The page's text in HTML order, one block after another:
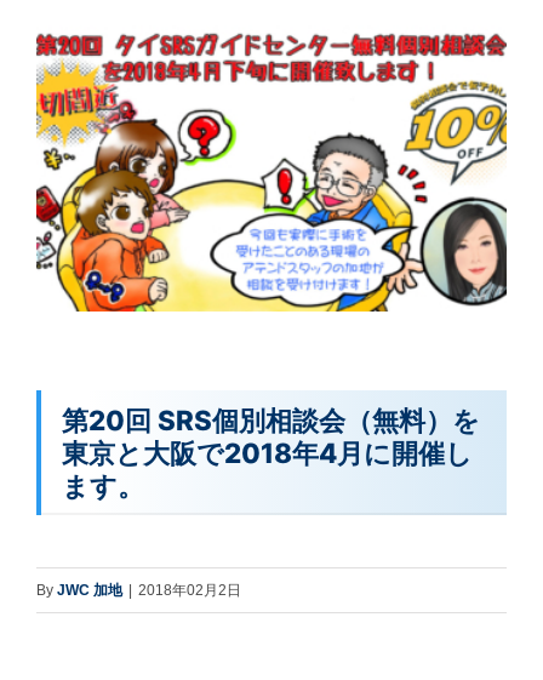
第20回 SRS個別相談会（無料）を
東京と大阪で2018年4月に開催し
ます。
By JWC 加地 | 2018年02月2日